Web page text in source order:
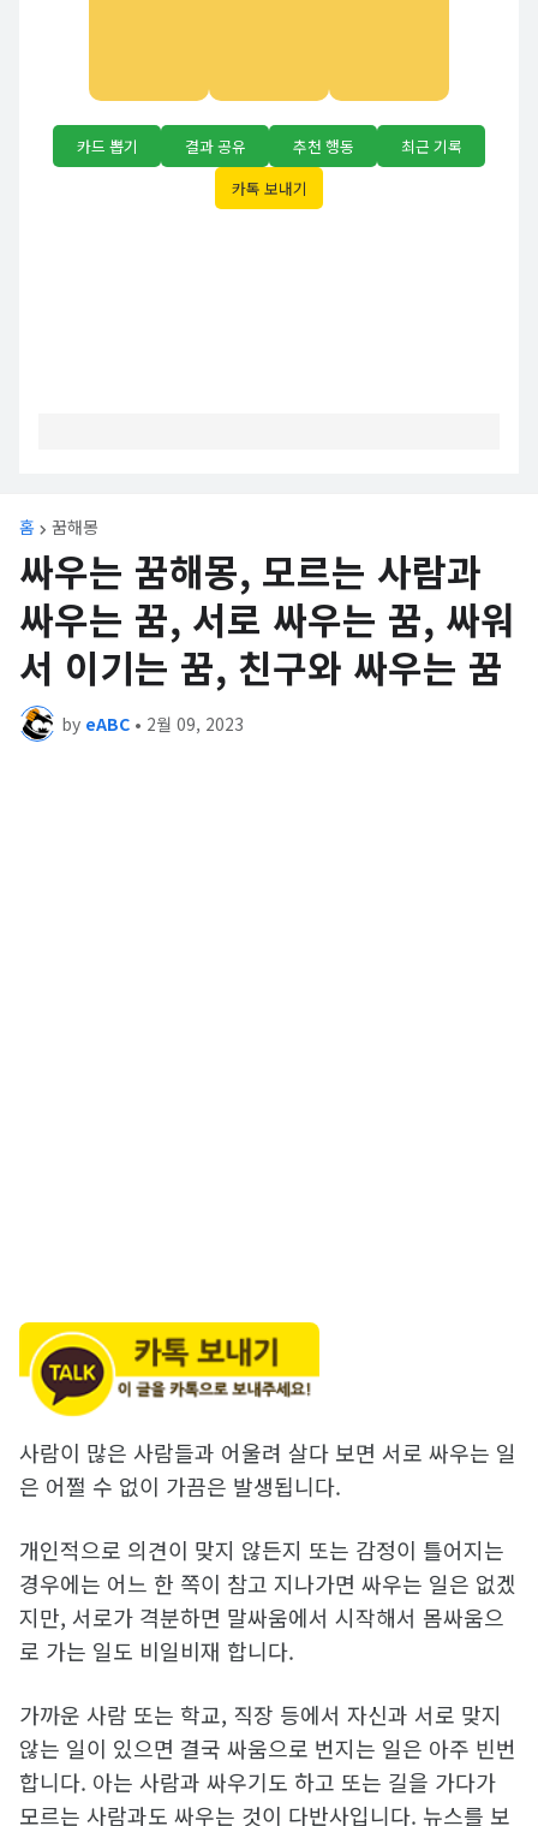
카드 뽑기 결과 공유 추천 행동
최근 기록
카톡 보내기
홈 꿈해몽
싸우는 꿈해몽, 모르는 사람과
싸우는 꿈, 서로 싸우는 꿈, 싸워
서 이기는 꿈, 친구와 싸우는 꿈
by eABC • 2월 09, 2023
사람이 많은 사람들과 어울려 살다 보면 서로 싸우는 일
은 어쩔 수 없이 가끔은 발생됩니다.
개인적으로 의견이 맞지 않든지 또는 감정이 틀어지는
경우에는 어느 한 쪽이 참고 지나가면 싸우는 일은 없겠
지만, 서로가 격분하면 말싸움에서 시작해서 몸싸움으
로 가는 일도 비일비재 합니다.
가까운 사람 또는 학교, 직장 등에서 자신과 서로 맞지
않는 일이 있으면 결국 싸움으로 번지는 일은 아주 빈번
합니다. 아는 사람과 싸우기도 하고 또는 길을 가다가
모르는 사람과도 싸우는 것이 다반사입니다. 뉴스를 보